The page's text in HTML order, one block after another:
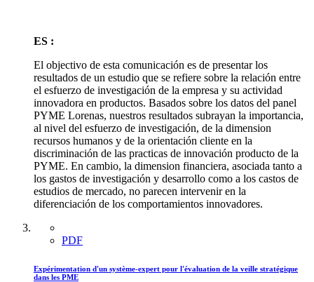
ES :
El objectivo de esta comunicación es de presentar los
resultados de un estudio que se refiere sobre la relación entre
el esfuerzo de investigación de la empresa y su actividad
innovadora en productos. Basados sobre los datos del panel
PYME Lorenas, nuestros resultados subrayan la importancia,
al nivel del esfuerzo de investigación, de la dimension
recursos humanos y de la orientación cliente en la
discriminación de las practicas de innovación producto de la
PYME. En cambio, la dimension financiera, asociada tanto a
los gastos de investigación y desarrollo como a los castos de
estudios de mercado, no parecen intervenir en la
diferenciación de los comportamientos innovadores.
PDF
Expérimentation d'un système-expert pour l'évaluation de la veille stratégique
dans les PME